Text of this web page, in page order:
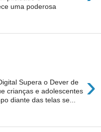
uma poderosa
›
Supera o Dever de
crianças e adolescentes
diante das telas se...